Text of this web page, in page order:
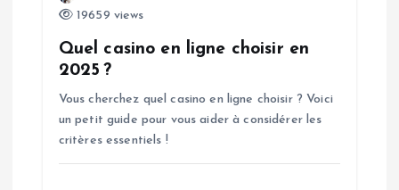
19659 views
Quel casino en ligne choisir en
2025 ?
Vous cherchez quel casino en ligne choisir ? Voici
un petit guide pour vous aider à considérer les
critères essentiels !